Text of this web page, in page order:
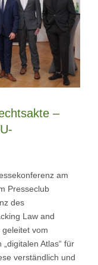
–
am
Presseclub
des
Law and
vom
Atlas“ für
verständlich und